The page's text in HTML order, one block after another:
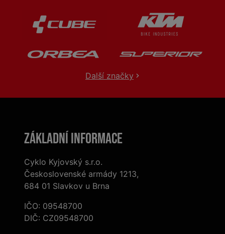
Další značky
Základní informace
Cyklo Kyjovský s.r.o.
Československé armády 1213,
684 01 Slavkov u Brna
IČO: 09548700
DIČ: CZ09548700